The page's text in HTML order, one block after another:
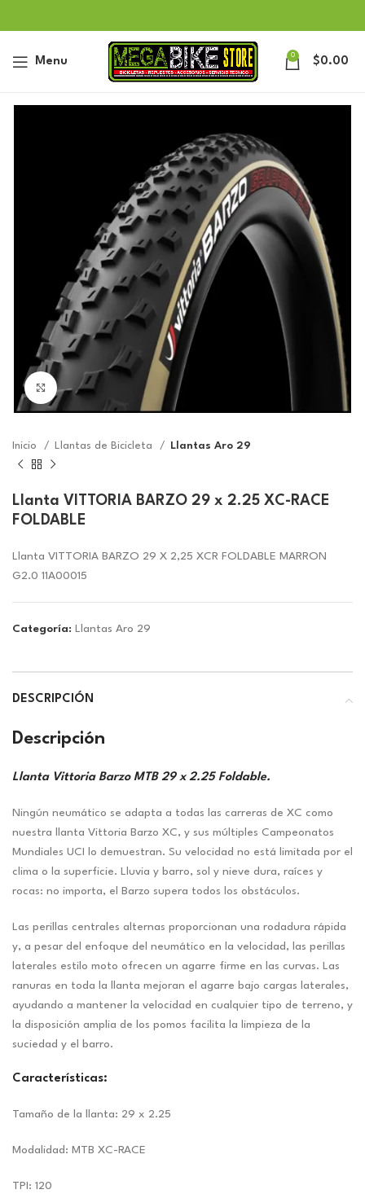
Menu 0 $0.00
Click to enlarge
Inicio Llantas de Bicicleta Llantas Aro 29
Llanta VITTORIA BARZO 29 x 2.25 XC-RACE
FOLDABLE
Llanta VITTORIA BARZO 29 X 2,25 XCR FOLDABLE MARRON
G2.0 11A00015
Categoría: Llantas Aro 29
DESCRIPCIÓN
Descripción
Llanta Vittoria Barzo MTB 29 x 2.25 Foldable.
Ningún neumático se adapta a todas las carreras de XC como
nuestra llanta Vittoria Barzo XC, y sus múltiples Campeonatos
Mundiales UCI lo demuestran. Su velocidad no está limitada por el
clima o la superficie. Lluvia y barro, sol y nieve dura, raíces y
rocas: no importa, el Barzo supera todos los obstáculos.
Las perillas centrales alternas proporcionan una rodadura rápida
y, a pesar del enfoque del neumático en la velocidad, las perillas
laterales estilo moto ofrecen un agarre firme en las curvas. Las
ranuras en toda la llanta mejoran el agarre bajo cargas laterales,
ayudando a mantener la velocidad en cualquier tipo de terreno, y
la disposición amplia de los pomos facilita la limpieza de la
suciedad y el barro.
Características:
Tamaño de la llanta: 29 x 2.25
Modalidad: MTB XC-RACE
TPI: 120